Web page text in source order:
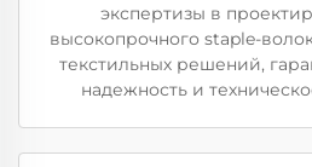
экспертизы в
высокопрочного staple-
текстильных решений,
надежность и